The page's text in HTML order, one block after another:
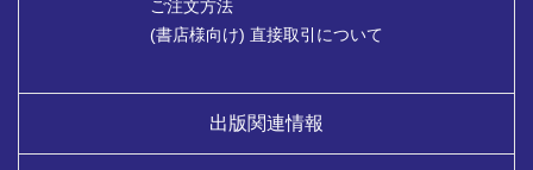
ご注文方法
(書店様向け) 直接取引について
出版関連情報